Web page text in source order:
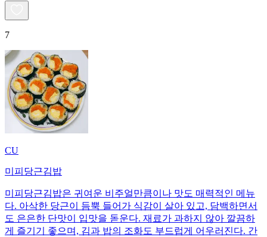
7
CU
미피당근김밥
미피당근김밥은 귀여운 비주얼만큼이나 맛도 매력적인 메뉴
다. 아삭한 당근이 듬뿍 들어가 식감이 살아 있고, 담백하면서
도 은은한 단맛이 입맛을 돋운다. 재료가 과하지 않아 깔끔하
게 즐기기 좋으며, 김과 밥의 조화도 부드럽게 어우러진다. 간